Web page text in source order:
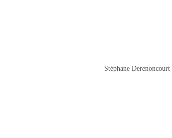
Stéphane Derenoncourt